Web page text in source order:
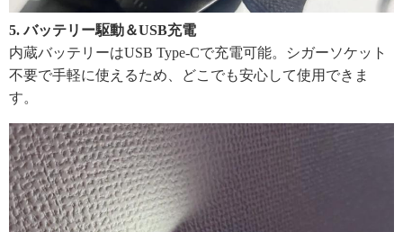
5. バッテリー駆動＆USB充電
内蔵バッテリーはUSB Type-Cで充電可能。シガーソケット
不要で手軽に使えるため、どこでも安心して使用できま
す。